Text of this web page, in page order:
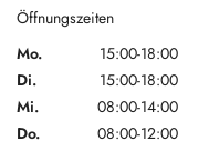
Öffnungszeiten
Mo.
15:00-18:00
Di.
15:00-18:00
Mi.
08:00-14:00
Do.
08:00-12:00